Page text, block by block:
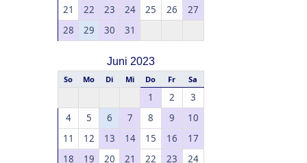
21
22 23 24 25 26
27
28
29 30 31
Juni 2023
So Mo Di Mi Do Fr Sa
1 2
3
4
5 6 7 8 9
10
11
12 13 14 15 16
17
18
19 20 21 22 23 24